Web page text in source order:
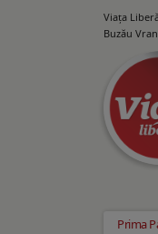
Viața
Buzău
Prima